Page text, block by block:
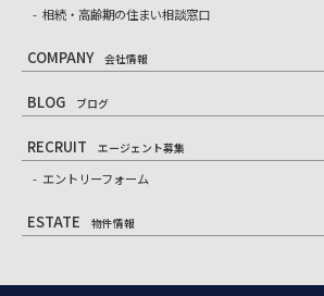
相続・高齢期の住まい相談窓口
COMPANY 会社情報
BLOG ブログ
RECRUIT エージェント募集
エントリーフォーム
ESTATE 物件情報